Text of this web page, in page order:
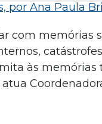
por Ana Paula
com memórias
às memórias